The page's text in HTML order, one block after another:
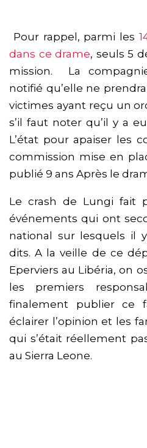
Pour rappel, parmi les
dans ce drame, seuls 5
mission. La
notifié qu’elle ne
victimes ayant reçu un
s’il faut noter qu’il y a
L’état pour apaiser les
commission mise en
publié 9 ans Après le
Le crash de Lungi fait
événements qui ont
national sur lesquels il
dits. A la veille de ce
Eperviers au Libéria, on
les premiers
finalement publier ce
éclairer l’opinion et les
qui s’était réellement
au Sierra Leone.